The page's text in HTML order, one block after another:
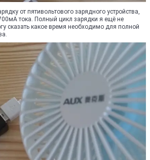
от пятивольтового зарядного устройства,
тока. Полный цикл зарядки я ещё не
сказать какое время необходимо для полной